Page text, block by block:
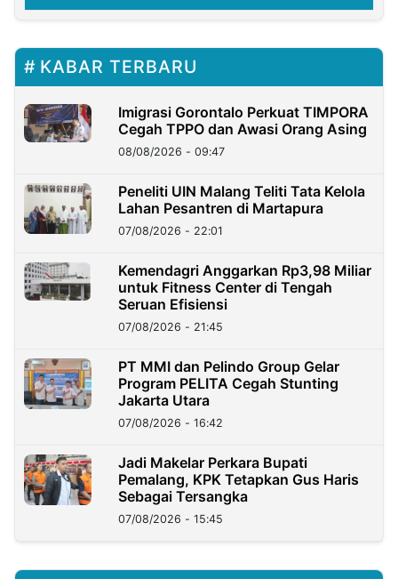
KABAR TERBARU
Imigrasi Gorontalo Perkuat TIMPORA
Cegah TPPO dan Awasi Orang Asing
08/08/2026 - 09:47
Peneliti UIN Malang Teliti Tata Kelola
Lahan Pesantren di Martapura
07/08/2026 - 22:01
Kemendagri Anggarkan Rp3,98 Miliar
untuk Fitness Center di Tengah
Seruan Efisiensi
07/08/2026 - 21:45
PT MMI dan Pelindo Group Gelar
Program PELITA Cegah Stunting
Jakarta Utara
07/08/2026 - 16:42
Jadi Makelar Perkara Bupati
Pemalang, KPK Tetapkan Gus Haris
Sebagai Tersangka
07/08/2026 - 15:45